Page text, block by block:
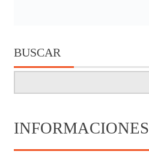
BUSCAR
INFORMACIONES